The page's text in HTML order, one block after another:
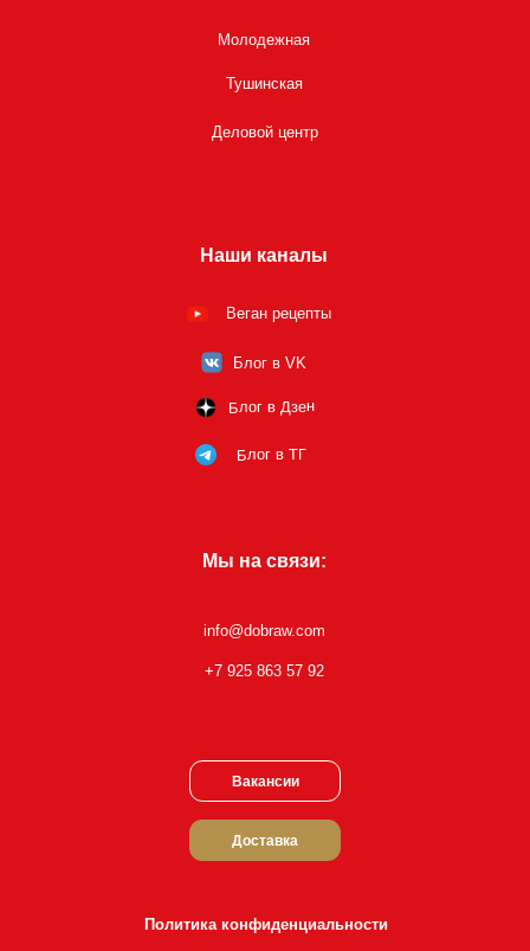
Политика конфиденциальности
Молодежная
Тушинская
Деловой центр
Наши каналы
Блог в VK
Веган рецепты
Блог в Дзен
Блог в ТГ
Мы на связи:
info@dobraw.com
+7 925 863 57 92
Доставка
Вакансии